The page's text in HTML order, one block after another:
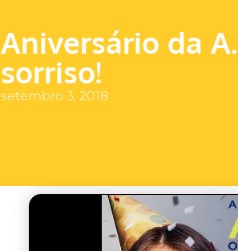
Aniversário da
sorriso!
setembro 3, 2018